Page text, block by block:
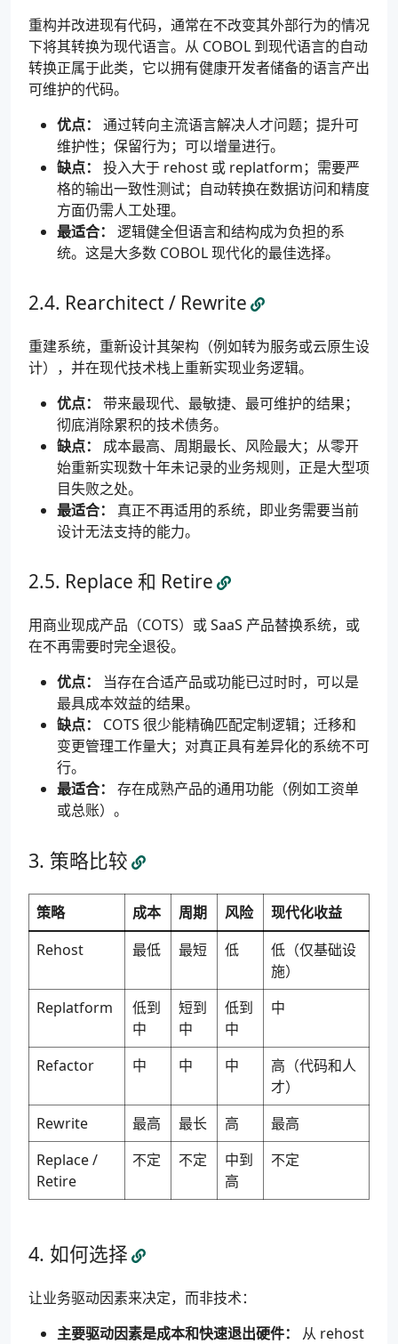
重构并改进现有代码，通常在不改变其外部行为的情况
下将其转换为现代语言。从 COBOL 到现代语言的自动
转换正属于此类，它以拥有健康开发者储备的语言产出
可维护的代码。
优点：
通过转向主流语言解决人才问题；提升可
维护性；保留行为；可以增量进行。
缺点：
投入大于 rehost 或 replatform；需要严
格的输出一致性测试；自动转换在数据访问和精度
方面仍需人工处理。
最适合：
逻辑健全但语言和结构成为负担的系
统。这是大多数 COBOL 现代化的最佳选择。
Rearchitect / Rewrite
重建系统，重新设计其架构（例如转为服务或云原生设
计），并在现代技术栈上重新实现业务逻辑。
优点：
带来最现代、最敏捷、最可维护的结果；
彻底消除累积的技术债务。
缺点：
成本最高、周期最长、风险最大；从零开
始重新实现数十年未记录的业务规则，正是大型项
目失败之处。
最适合：
真正不再适用的系统，即业务需要当前
设计无法支持的能力。
Replace 和 Retire
用商业现成产品（COTS）或 SaaS 产品替换系统，或
在不再需要时完全退役。
优点：
当存在合适产品或功能已过时时，可以是
最具成本效益的结果。
缺点：
COTS 很少能精确匹配定制逻辑；迁移和
变更管理工作量大；对真正具有差异化的系统不可
行。
最适合：
存在成熟产品的通用功能（例如工资单
或总账）。
策略比较
策略 成本 周期 风险
现代化收益
Rehost
最低 最短 低
低（仅基础设
施）
Replatform
低到
中
短到
中
低到
中
中
Refactor 中 中 中
高（代码和人
才）
Rewrite
最高 最长 高
最高
Replace /
Retire
不定 不定
中到
高
不定
如何选择
让业务驱动因素来决定，而非技术：
主要驱动因素是成本和快速退出硬件：
从 rehost